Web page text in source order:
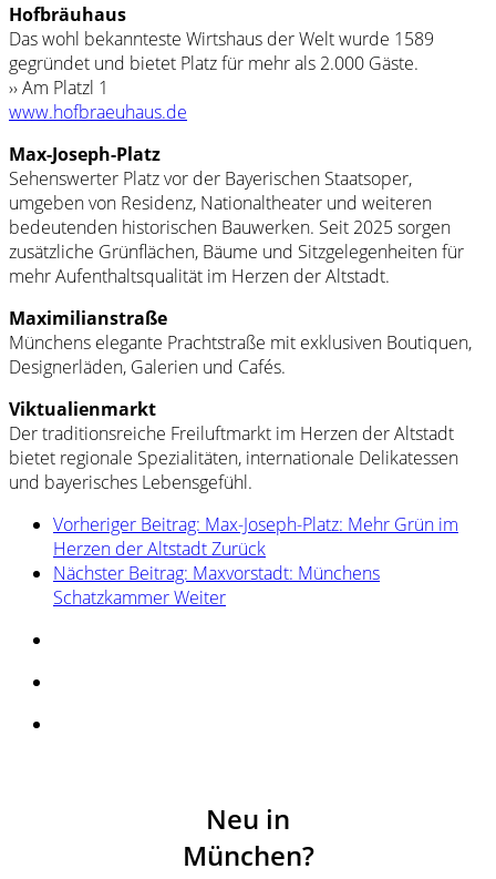
Hofbräuhaus
Das wohl bekannteste Wirtshaus der Welt wurde 1589
gegründet und bietet Platz für mehr als 2.000 Gäste.
›› Am Platzl 1
www.hofbraeuhaus.de
Max-Joseph-Platz
Sehenswerter Platz vor der Bayerischen Staatsoper,
umgeben von Residenz, Nationaltheater und weiteren
bedeutenden historischen Bauwerken. Seit 2025 sorgen
zusätzliche Grünflächen, Bäume und Sitzgelegenheiten für
mehr Aufenthaltsqualität im Herzen der Altstadt.
Maximilianstraße
Münchens elegante Prachtstraße mit exklusiven Boutiquen,
Designerläden, Galerien und Cafés.
Viktualienmarkt
Der traditionsreiche Freiluftmarkt im Herzen der Altstadt
bietet regionale Spezialitäten, internationale Delikatessen
und bayerisches Lebensgefühl.
Vorheriger Beitrag: Max-Joseph-Platz: Mehr Grün im
Herzen der AltstadtZurück
Nächster Beitrag: Maxvorstadt: Münchens
SchatzkammerWeiter
Neu in
München?